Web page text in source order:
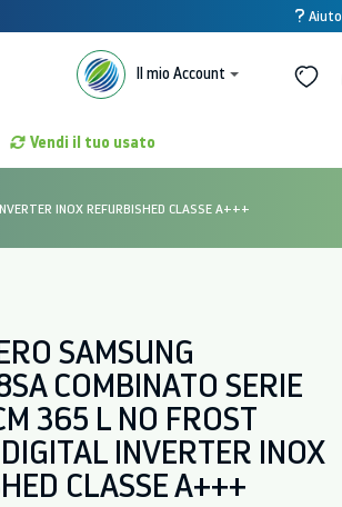
Aiuto
Il mio Account
Vendi il tuo usato
INOX REFURBISHED CLASSE A+++
SAMSUNG
COMBINATO SERIE
365 L NO FROST
INVERTER INOX
CLASSE A+++